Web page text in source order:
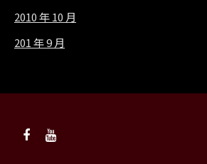
2010 年 10 月
201 年 9 月